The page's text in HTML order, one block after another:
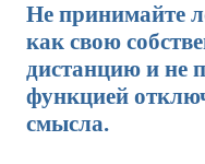
Не принимайте
как свою
дистанцию и не
функцией
смысла.